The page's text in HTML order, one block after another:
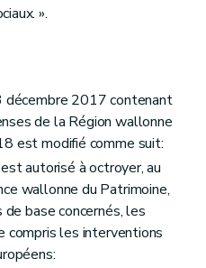
».
2017 contenant
de la Région wallonne
est modifié comme suit:
autorisé à octroyer, au
wallonne du Patrimoine,
base concernés, les
compris les interventions